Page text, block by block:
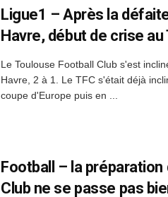
Ligue1 – Après la
Havre, début de crise
Le Toulouse Football Club s'est
Havre, 2 à 1. Le TFC s'était déjà
coupe d'Europe puis en ...
Football – la préparation
Club ne se passe pas